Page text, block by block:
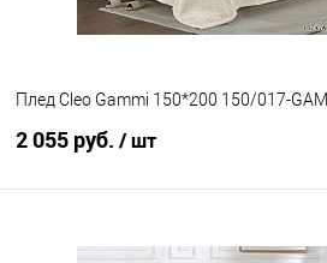
Плед Cleo Gammi 150*200 150/017-GAM
2 055 руб. / шт